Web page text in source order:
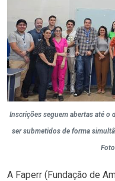
Inscrições seguem abertas até o
ser submetidos de forma
A Faperr (Fundação de